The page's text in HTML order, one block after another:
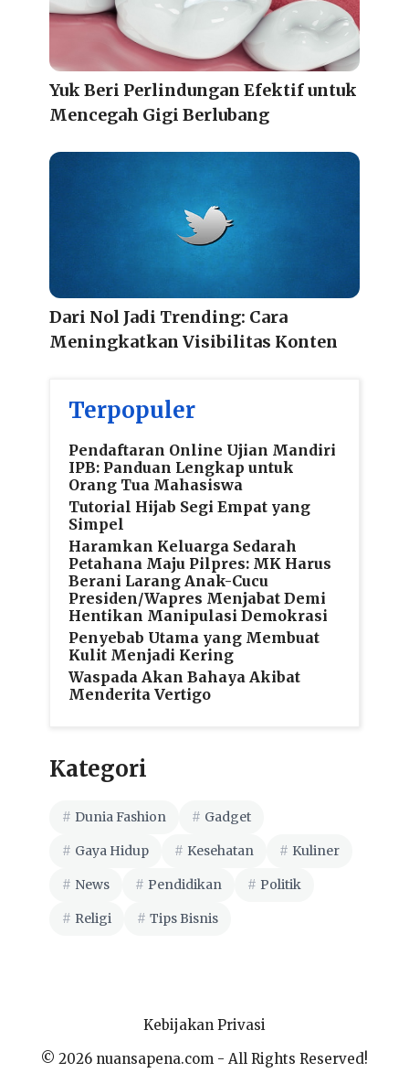
Yuk Beri Perlindungan Efektif untuk
Mencegah Gigi Berlubang
Dari Nol Jadi Trending: Cara
Meningkatkan Visibilitas Konten
Terpopuler
Pendaftaran Online Ujian Mandiri
IPB: Panduan Lengkap untuk
Orang Tua Mahasiswa
Tutorial Hijab Segi Empat yang
Simpel
Haramkan Keluarga Sedarah
Petahana Maju Pilpres: MK Harus
Berani Larang Anak-Cucu
Presiden/Wapres Menjabat Demi
Hentikan Manipulasi Demokrasi
Penyebab Utama yang Membuat
Kulit Menjadi Kering
Waspada Akan Bahaya Akibat
Menderita Vertigo
Kategori
Dunia Fashion Gadget
Gaya Hidup Kesehatan Kuliner
News Pendidikan Politik
Religi Tips Bisnis
Kebijakan Privasi
© 2026 nuansapena.com - All Rights Reserved!